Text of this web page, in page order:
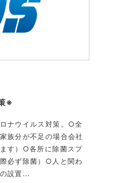
※
ナウイルス対策。○全
族分が不足の場合会社
す）○各所に除菌スプ
必ず除菌）○人と関わ
設置...